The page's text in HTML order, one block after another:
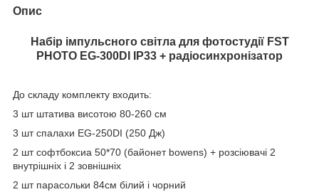
Опис
Набір імпульсного світла для фотостудії FST
PHOTO EG-300DI IP33 + радіосинхронізатор
До складу комплекту входить:
3 шт штатива висотою 80-260 см
3 шт спалахи EG-250DI (250 Дж)
2 шт софтбоксиа 50*70 (байонет bowens) + розсіювачі 2
внутрішніх і 2 зовнішніх
2 шт парасольки 84см білий і чорний